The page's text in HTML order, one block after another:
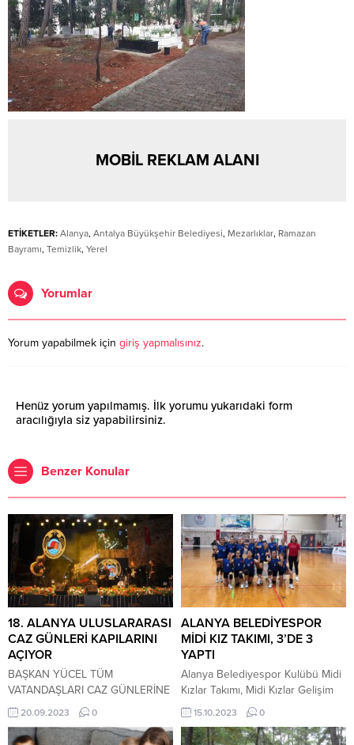
MOBİL REKLAM ALANI
ETİKETLER: Alanya, Antalya Büyükşehir Belediyesi, Mezarlıklar, Ramazan
Bayramı, Temizlik, Yerel
Yorumlar
Yorum yapabilmek için giriş yapmalısınız.
Henüz yorum yapılmamış. İlk yorumu yukarıdaki form
aracılığıyla siz yapabilirsiniz.
Benzer Konular
18. ALANYA ULUSLARARASI
CAZ GÜNLERİ KAPILARINI
AÇIYOR
BAŞKAN YÜCEL TÜM
VATANDAŞLARI CAZ GÜNLERİNE
DAVET ETTİ Alanya Belediyesi
tarafından bu yıl 18.’si
düzenlenecek olan Alanya
20.09.2023 0
ALANYA BELEDİYESPOR
MİDİ KIZ TAKIMI, 3’DE 3
YAPTI
Alanya Belediyespor Kulübü Midi
Kızlar Takımı, Midi Kızlar Gelişim
Ligi Doğu Grubu üçüncü maçında
bugün Alanya Atatürk Spor
Salonunda Alanya Gençlik ve
15.10.2023 0